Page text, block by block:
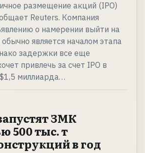
размещение акций (IPO)
Reuters. Компания
о намерении выйти на
является началом этапа
задержки все еще
привлечь за счет IPO в
миллиарда…
ЗМК
500 тыс. т
в год